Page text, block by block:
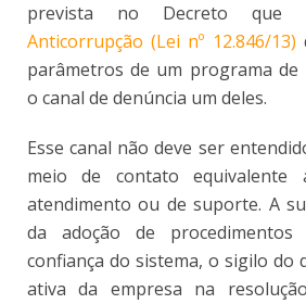
prevista no Decreto que
Anticorrupção (Lei nº 12.846/13)
parâmetros de um programa de
o canal de denúncia um deles.
Esse canal não deve ser
meio de contato
atendimento ou de suporte. A
da adoção de
confiança do sistema, o sigilo do
ativa da empresa na